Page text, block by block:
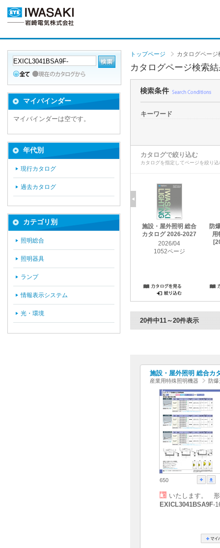
トップページ カタログページ
カタログページ検索
キーワード
カタログで絞り込む
カタログを指定してページを絞り
施設・屋外照明 総合
カタログ 2026-2027
2026/04
1052ページ
防
用
20件中11～20件表示
施設・屋外照明 総合カ
産業用特殊照明機器 防爆
650
いたします。
EXICL3041BSA9F-
マイバインダー
マイバインダーは空です。
年代別
現行カタログ
過去カタログ
カテゴリ別
照明総合
照明器具
ランプ
情報表示システム
光・環境